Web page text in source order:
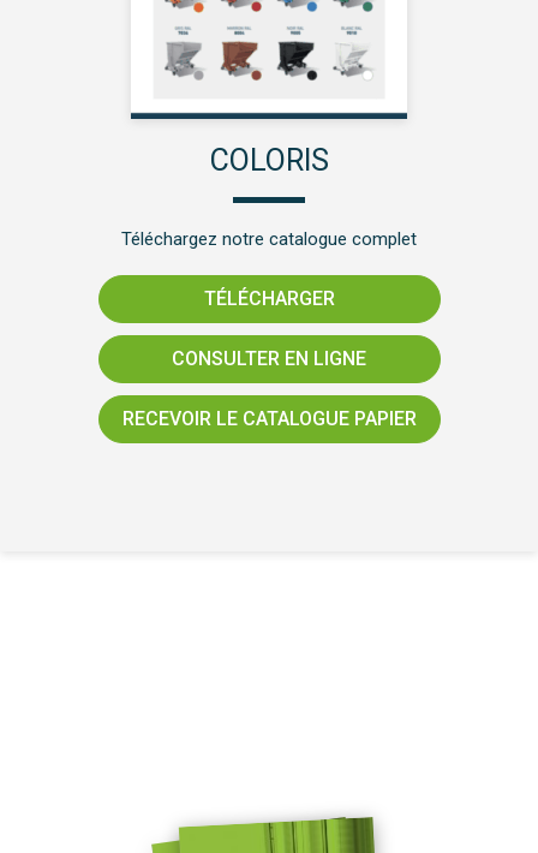
COLORIS
Téléchargez notre catalogue complet
TÉLÉCHARGER
CONSULTER EN LIGNE
RECEVOIR LE CATALOGUE PAPIER